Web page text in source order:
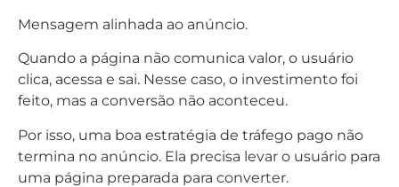
Mensagem alinhada ao anúncio.
Quando a página não comunica valor, o usuário
clica, acessa e sai. Nesse caso, o investimento foi
feito, mas a conversão não aconteceu.
Por isso, uma boa estratégia de tráfego pago não
termina no anúncio. Ela precisa levar o usuário para
uma página preparada para converter.